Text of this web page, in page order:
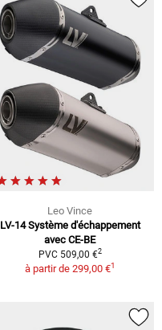
Leo Vince
LV-14 Système d'échappement
avec CE-BE
PVC 509,00 €2
à partir de 299,00 €1